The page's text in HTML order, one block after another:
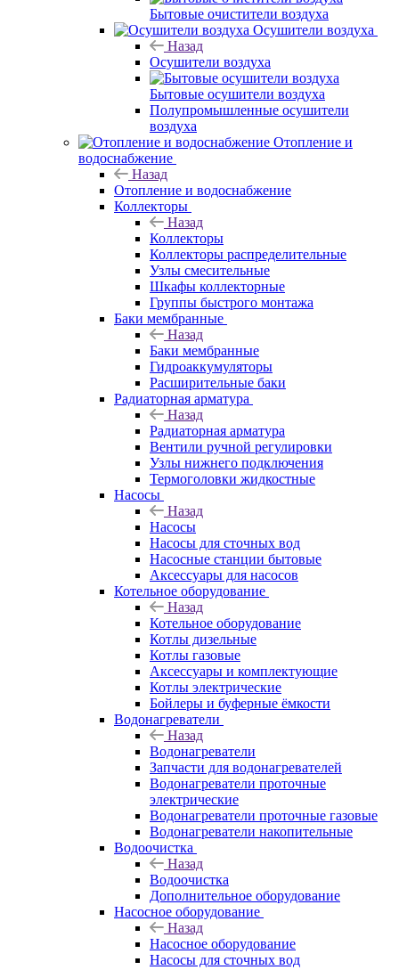
Бытовые очистители воздуха
Осушители воздуха
Назад
Осушители воздуха
Бытовые осушители воздуха
Полупромышленные осушители
воздуха
Отопление и
водоснабжение
Назад
Отопление и водоснабжение
Коллекторы
Назад
Коллекторы
Коллекторы распределительные
Узлы смесительные
Шкафы коллекторные
Группы быстрого монтажа
Баки мембранные
Назад
Баки мембранные
Гидроаккумуляторы
Расширительные баки
Радиаторная арматура
Назад
Радиаторная арматура
Вентили ручной регулировки
Узлы нижнего подключения
Термоголовки жидкостные
Насосы
Назад
Насосы
Насосы для сточных вод
Насосные станции бытовые
Аксессуары для насосов
Котельное оборудование
Назад
Котельное оборудование
Котлы дизельные
Котлы газовые
Аксессуары и комплектующие
Котлы электрические
Бойлеры и буферные ёмкости
Водонагреватели
Назад
Водонагреватели
Запчасти для водонагревателей
Водонагреватели проточные
электрические
Водонагреватели проточные газовые
Водонагреватели накопительные
Водоочистка
Назад
Водоочистка
Дополнительное оборудование
Насосное оборудование
Назад
Насосное оборудование
Насосы для сточных вод